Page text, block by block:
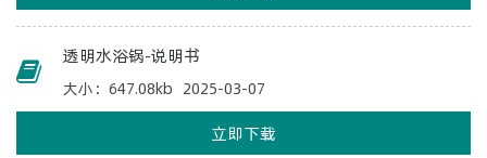
透明水浴锅-说明书
大小：647.08kb 2025-03-07
立即下载